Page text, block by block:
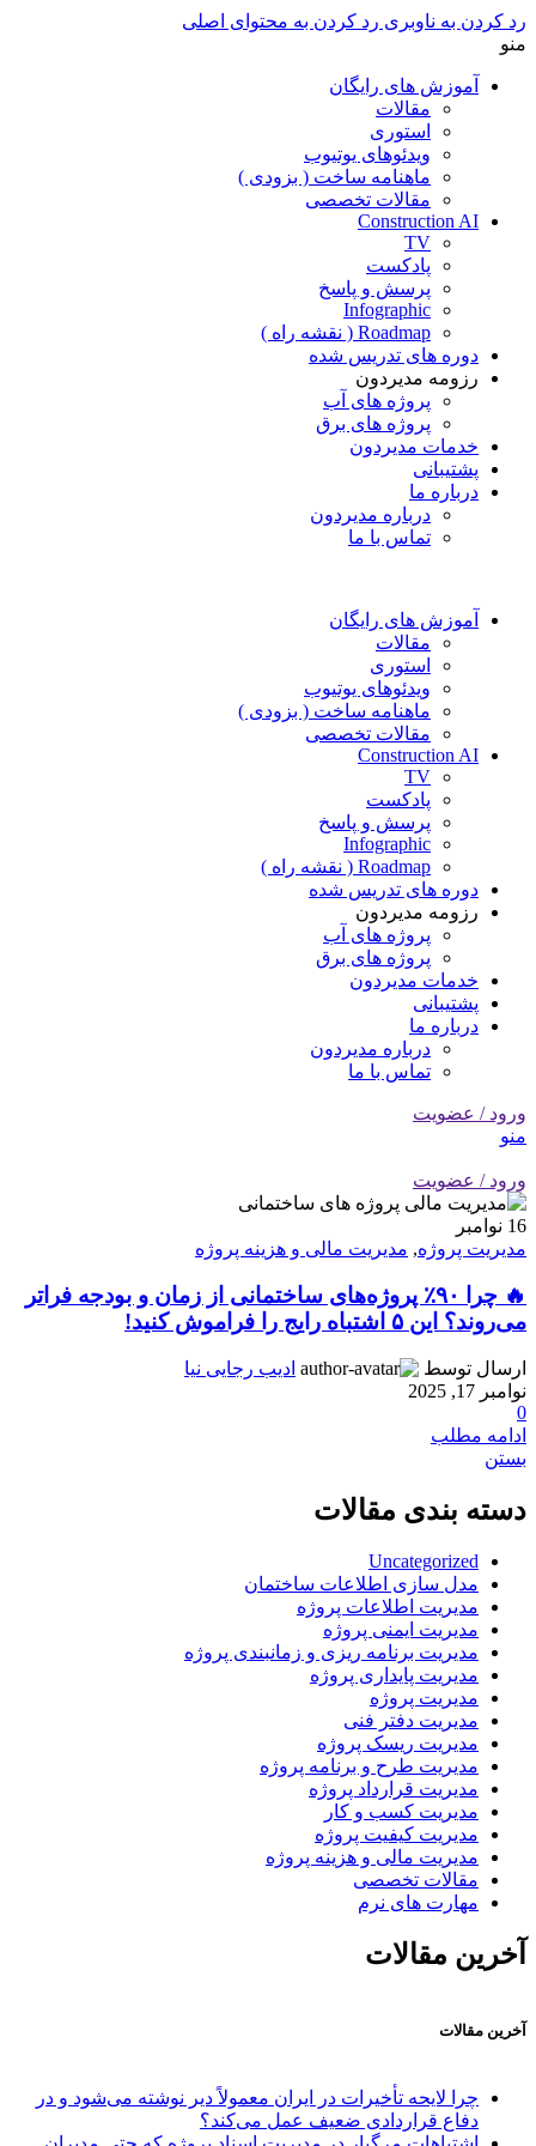
رد کردن به ناوبری رد کردن به محتوای اصلی
منو
آموزش های رایگان
مقالات
استوری
ویدئوهای یوتیوب
ماهنامه ساخت ( بزودی )
مقالات تخصصی
Construction AI
TV
پادکست
پرسش و پاسخ
Infographic
Roadmap ( نقشه راه )
دوره های تدریس شده
رزومه مدیردون
پروژه های آب
پروژه های برق
خدمات مدیردون
پشتیبانی
درباره ما
درباره مدیردون
تماس با ما
آموزش های رایگان
مقالات
استوری
ویدئوهای یوتیوب
ماهنامه ساخت ( بزودی )
مقالات تخصصی
Construction AI
TV
پادکست
پرسش و پاسخ
Infographic
Roadmap ( نقشه راه )
دوره های تدریس شده
رزومه مدیردون
پروژه های آب
پروژه های برق
خدمات مدیردون
پشتیبانی
درباره ما
درباره مدیردون
تماس با ما
ورود / عضویت
منو
ورود / عضویت
16 نوامبر
مدیریت پروژه, مدیریت مالی و هزینه پروژه
🔥 چرا ۹۰٪ پروژه‌های ساختمانی از زمان و بودجه فراتر
می‌روند؟ این ۵ اشتباه رایج را فراموش کنید!
ارسال توسط
ادیب رجایی نیا
نوامبر 17, 2025
0
ادامه مطلب
بستن
دسته بندی مقالات
Uncategorized
مدل سازی اطلاعات ساختمان
مدیریت اطلاعات پروژه
مدیریت ایمنی پروژه
مدیریت برنامه ریزی و زمانبندی پروژه
مدیریت پایداری پروژه
مدیریت پروژه
مدیریت دفتر فنی
مدیریت ریسک پروژه
مدیریت طرح و برنامه پروژه
مدیریت قرارداد پروژه
مدیریت کسب و کار
مدیریت کیفیت پروژه
مدیریت مالی و هزینه پروژه
مقالات تخصصی
مهارت های نرم
آخرین مقالات
آخرین مقالات
چرا لایحه تأخیرات در ایران معمولاً دیر نوشته می‌شود و در
دفاع قراردادی ضعیف عمل می‌کند؟